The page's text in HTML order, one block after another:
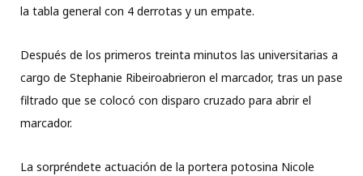
la tabla general con 4 derrotas y un empate.
Después de los primeros treinta minutos las universitarias a
cargo de Stephanie Ribeiroabrieron el marcador, tras un pase
filtrado que se colocó con disparo cruzado para abrir el
marcador.
La sorpréndete actuación de la portera potosina Nicole